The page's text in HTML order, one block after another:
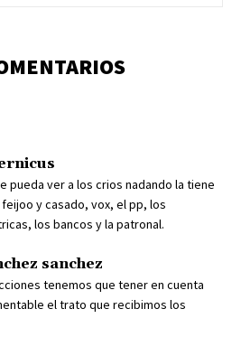
pueda ver a los crios nadando la tiene
y casado, vox, el pp, los
los bancos y la patronal.
sanchez
tenemos que tener en cuenta
el trato que recibimos los